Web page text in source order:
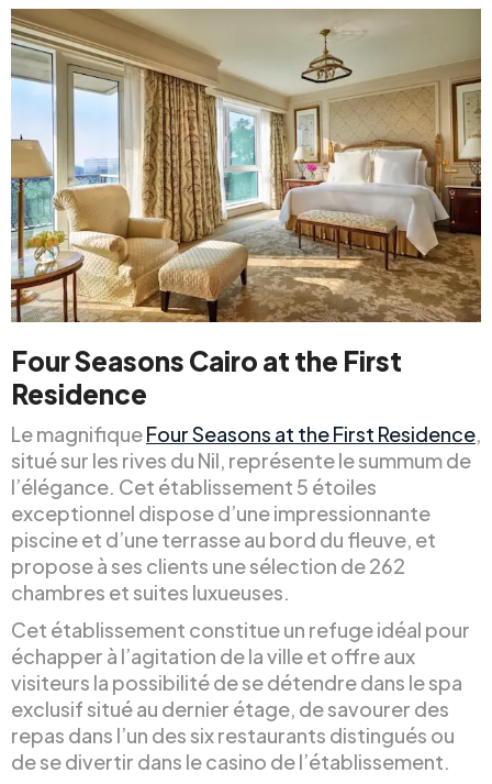
Four Seasons Cairo at the First
Residence
Le magnifiqueFour Seasons at the First Residence,
situé sur les rives du Nil, représente le summum de
l’élégance. Cet établissement 5 étoiles
exceptionnel dispose d’une impressionnante
piscine et d’une terrasse au bord du fleuve, et
propose à ses clients une sélection de 262
chambres et suites luxueuses.
Cet établissement constitue un refuge idéal pour
échapper à l’agitation de la ville et offre aux
visiteurs la possibilité de se détendre dans le spa
exclusif situé au dernier étage, de savourer des
repas dans l’un des six restaurants distingués ou
de se divertir dans le casino de l’établissement.